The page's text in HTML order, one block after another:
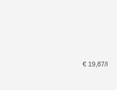
€ 19,87/l